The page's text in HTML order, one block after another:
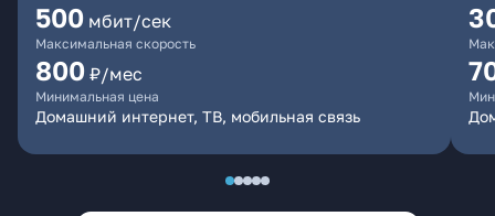
500 мбит/сек
Максимальная скорость
800 ₽/мес
Минимальная цена
Домашний интернет, ТВ, мобильная связь